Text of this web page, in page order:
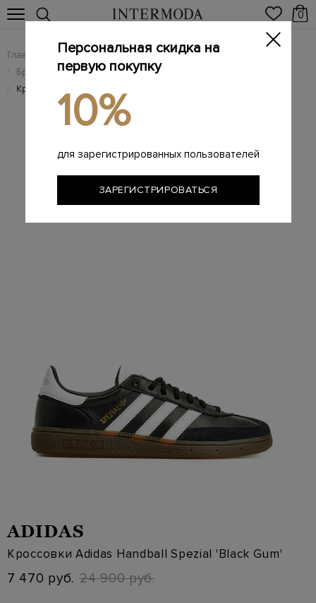
0
Главная Мужчинам / Брендовая мужская обувь
/ Брендовые мужские кроссовки
/ Кроссовки Adidas Handball Spezial 'Black Gum'
ADIDAS
Кроссовки Adidas Handball Spezial 'Black Gum'
7 470 руб. 24 900 руб.
Персональная скидка на
первую покупку
10%
для зарегистрированных пользователей
ЗАРЕГИСТРИРОВАТЬСЯ